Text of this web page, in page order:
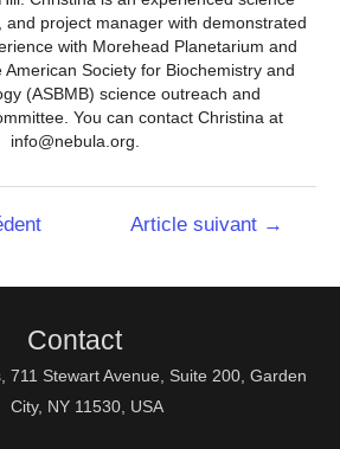
and project manager with demonstrated
with Morehead Planetarium and
American Society for Biochemistry and
(ASBMB) science outreach and
You can contact Christina at
info@nebula.org.
Article suivant →
Contact
711 Stewart Avenue, Suite 200, Garden
City, NY 11530, USA